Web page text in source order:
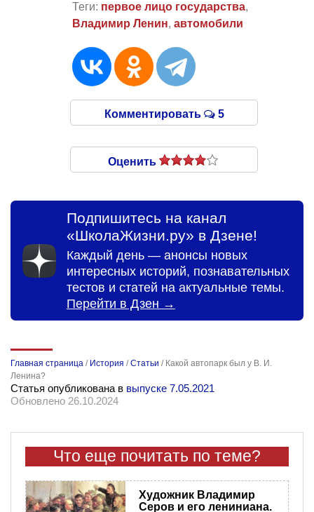
Теги: первое лицо государства,
Владимир Ленин, автомобили
Комментировать 5
Оценить
Подпишитесь на канал
«ШколаЖизни.ру» в Дзене!
Каждый день — анонсы новых
интересных историй, познавательных
тестов и статей на актуальные темы.
Перейти в Дзен →
Главная страница / История /Статьи / Какой автопарк был у В. И.
Ленина?
Статья опубликована в выпуске 7.05.2021
Обновлено 26.10.2024
Что еще почитать по теме?
Художник Владимир
Серов и его лениниана.